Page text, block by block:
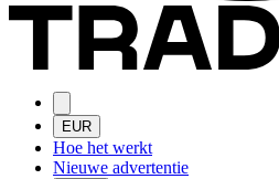
EUR
Hoe het werkt
Nieuwe advertentie